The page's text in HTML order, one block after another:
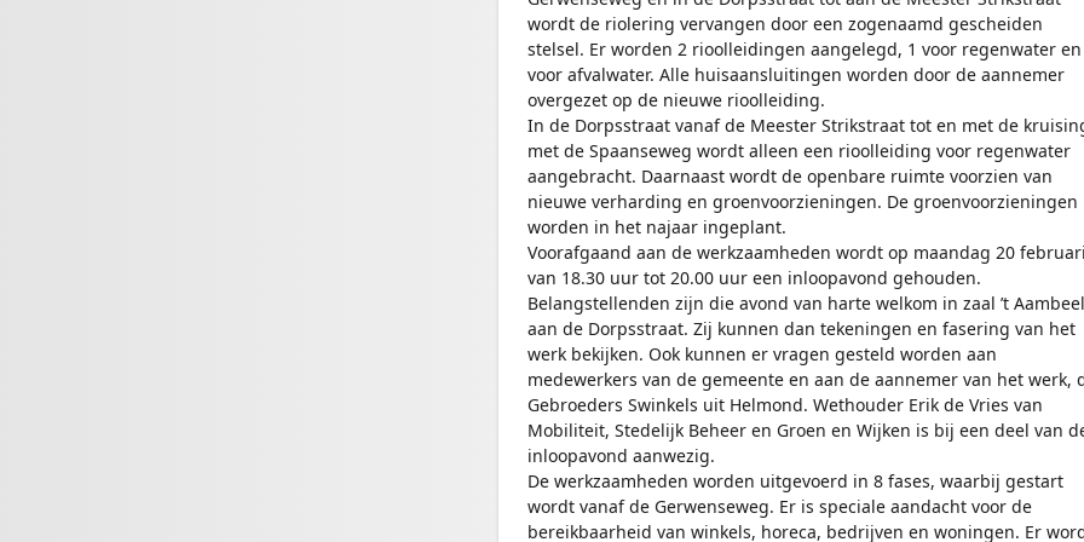
wordt de riolering vervangen door een zogenaamd gescheiden
stelsel. Er worden 2 rioolleidingen aangelegd, 1 voor regenwater en
voor afvalwater. Alle huisaansluitingen worden door de aannemer
overgezet op de nieuwe rioolleiding.
In de Dorpsstraat vanaf de Meester Strikstraat tot en met de
met de Spaanseweg wordt alleen een rioolleiding voor regenwater
aangebracht. Daarnaast wordt de openbare ruimte voorzien van
nieuwe verharding en groenvoorzieningen. De groenvoorzieningen
worden in het najaar ingeplant.
Voorafgaand aan de werkzaamheden wordt op maandag 20 februari
van 18.30 uur tot 20.00 uur een inloopavond gehouden.
Belangstellenden zijn die avond van harte welkom in zaal ’t
aan de Dorpsstraat. Zij kunnen dan tekeningen en fasering van het
werk bekijken. Ook kunnen er vragen gesteld worden aan
medewerkers van de gemeente en aan de aannemer van het werk,
Gebroeders Swinkels uit Helmond. Wethouder Erik de Vries van
Mobiliteit, Stedelijk Beheer en Groen en Wijken is bij een deel van
inloopavond aanwezig.
De werkzaamheden worden uitgevoerd in 8 fases, waarbij gestart
wordt vanaf de Gerwenseweg. Er is speciale aandacht voor de
bereikbaarheid van winkels, horeca, bedrijven en woningen. Er